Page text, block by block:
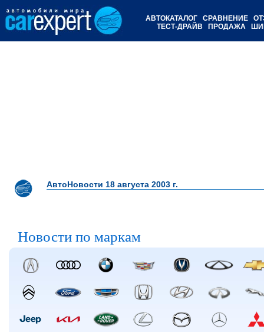
АВТОКАТАЛОГ СРАВНЕНИЕ
ТЕСТ-ДРАЙВ
ПРОДАЖА
АвтоНовости 18 августа 2003 г.
Новости по маркам